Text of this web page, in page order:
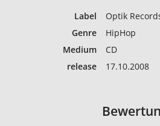
Label
Optik
Genre
HipHop
Medium
CD
release
17.10.2008